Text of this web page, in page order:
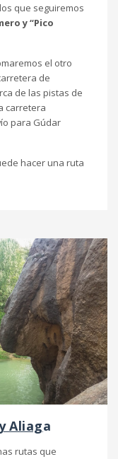
que seguiremos
y “Pico
el otro
de
de las pistas de
carretera
para Gúdar
hacer una ruta
Aliaga
rutas que